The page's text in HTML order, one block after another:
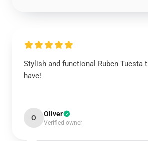
Stylish and functional Ruben Tuesta
have!
O Oliver
Verified owner